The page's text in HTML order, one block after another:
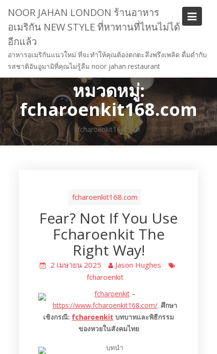
content
NOOR JAHAN LONDON ร้านอาหาร
อเมริกัน NEW STYLE ที่หาทานที่ไหนไม่ได้
อีกแล้ว
อาหารอเมริกันแนวใหม่ ที่จะทำให้คุณต้องตกตะลึงพรึงเพลิด ดื่มด่ำกับ
รสชาติอันอูมามิที่คุณไม่รู้ลืม noor jahan restaurant
หมวดหมู่:
fcharoenkit168.com
fcharoenkit168.com
fcharoenkit168.com
Fear? Not If You Use
Fcharoenkit The
Right Way!
2 เมษายน 2025
Jason Hughes
fcharoenkit
fcharoenkit–
https://www.fcharoenkit168.com/. ศึกษา
เชิงกรณี: fcharoenkit บทบาทและพิธีกรรม
ของหวยในสังคมไทย
บทนำ